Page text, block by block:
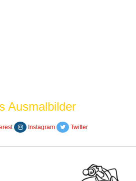
Ausmalbilder
Instagram Twitter